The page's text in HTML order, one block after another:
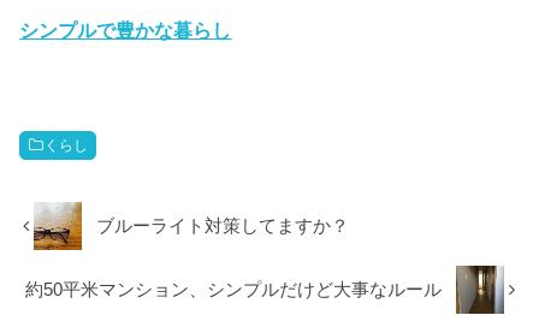
シンプルで豊かな暮らし
くらし
ブルーライト対策してますか？
約50平米マンション、シンプルだけど大事なルール